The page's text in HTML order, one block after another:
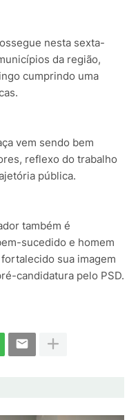
nesta sexta-
da região,
cumprindo uma
vem sendo bem
reflexo do trabalho
pública.
também é
sucedido e homem
sua imagem
candidatura pelo PSD.